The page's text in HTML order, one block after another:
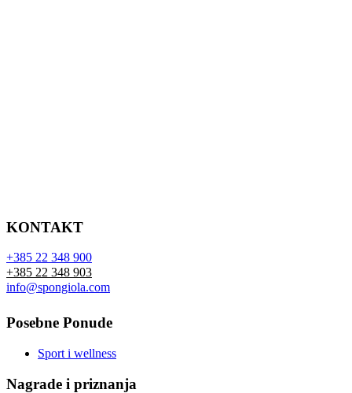
KONTAKT
+385 22 348 900
+385 22 348 903
info@spongiola.com
Posebne Ponude
Sport i wellness
Nagrade i priznanja